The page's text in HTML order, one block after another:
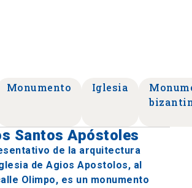
Monumento Iglesia
Santos Apóstoles
de la arquitectura
de Agios Apostolos, al
Olimpo, es un monumento